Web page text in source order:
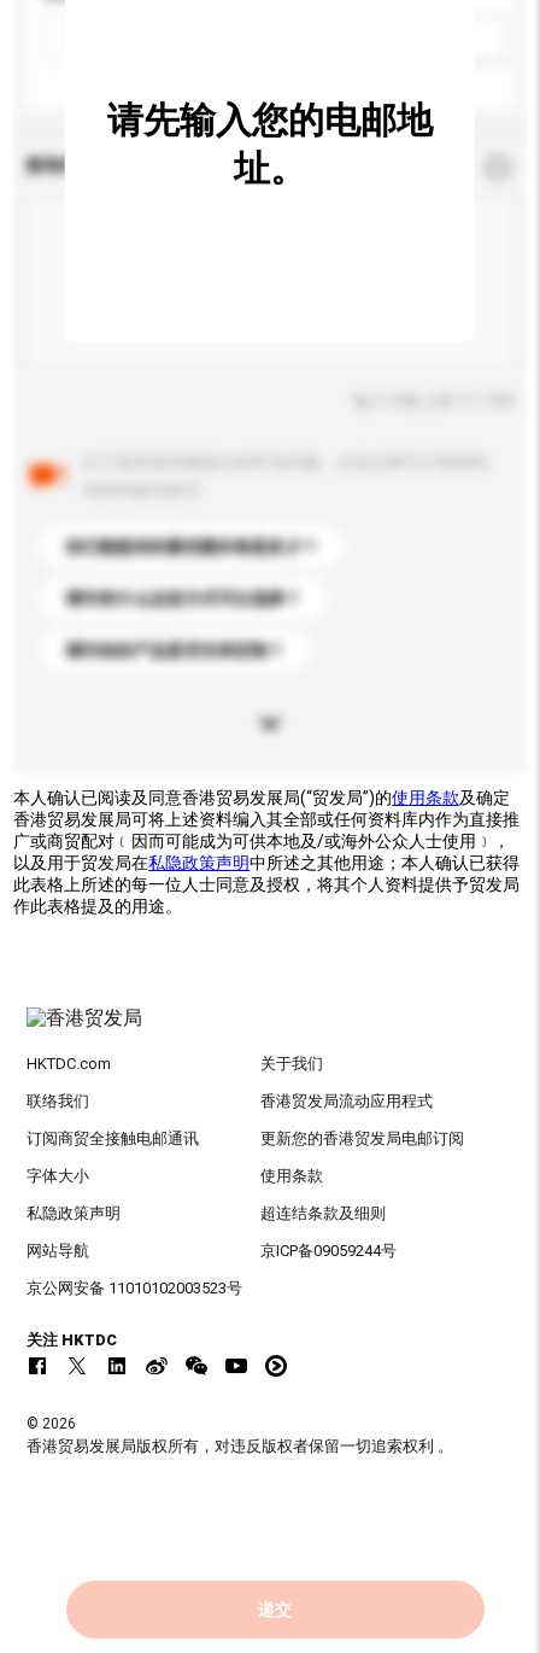
查询内容
你们能提供的最优惠价格是多少？
请问有什么运送方式可以选择？
请问你的产品是否支持定制？
请先输入您的电邮地
址。
本人确认已阅读及同意香港贸易发展局(“贸发局”)的使用条款及确定
香港贸易发展局可将上述资料编入其全部或任何资料库内作为直接推
广或商贸配对﹝因而可能成为可供本地及/或海外公众人士使用﹞，
以及用于贸发局在私隐政策声明中所述之其他用途；本人确认已获得
此表格上所述的每一位人士同意及授权，将其个人资料提供予贸发局
作此表格提及的用途。
递交
HKTDC.com 关于我们
联络我们 香港贸发局流动应用程式
订阅商贸全接触电邮通讯 更新您的香港贸发局电邮订阅
字体大小 使用条款
私隐政策声明 超连结条款及细则
网站导航 京ICP备09059244号
京公网安备 11010102003523号
关注 HKTDC
© 2026
香港贸易发展局版权所有，对违反版权者保留一切追索权利 。